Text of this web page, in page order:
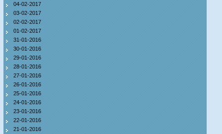
04-02-2017
03-02-2017
02-02-2017
01-02-2017
31-01-2016
30-01-2016
29-01-2016
28-01-2016
27-01-2016
26-01-2016
25-01-2016
24-01-2016
23-01-2016
22-01-2016
21-01-2016